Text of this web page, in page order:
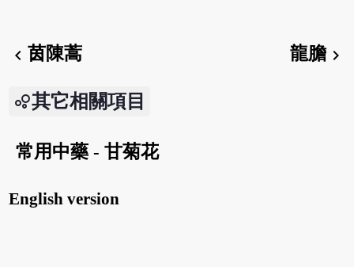
chevron_left 茵陳蒿 龍膽chevron_right
其它相關項目
常用中藥 - 甘菊花
English version